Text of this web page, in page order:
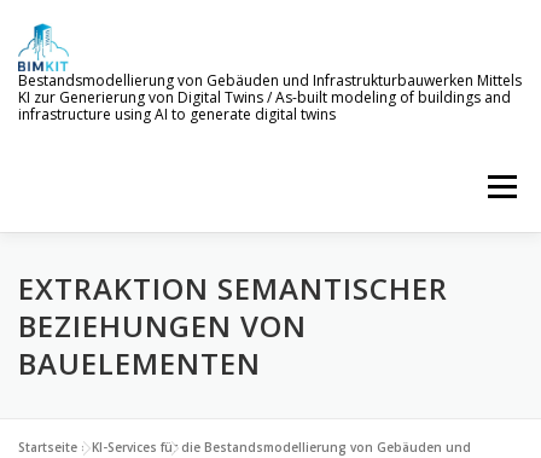
Inhalt
springen
Bestandsmodellierung von Gebäuden und Infrastrukturbauwerken Mittels
KI zur Generierung von Digital Twins / As-built modeling of buildings and
infrastructure using AI to generate digital twins
Menü
WILLKOMMEN ZIELE KI-SERVICES
PROJEKTERGEBNISSE
EXTRAKTION SEMANTISCHER
BEZIEHUNGEN VON
BAUELEMENTEN
Startseite »KI-Services für die Bestandsmodellierung von Gebäuden und